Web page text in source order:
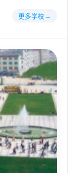
更多学校